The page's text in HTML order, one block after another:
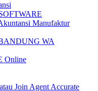
Manufaktur
WA
Online
Join Agent Accurate